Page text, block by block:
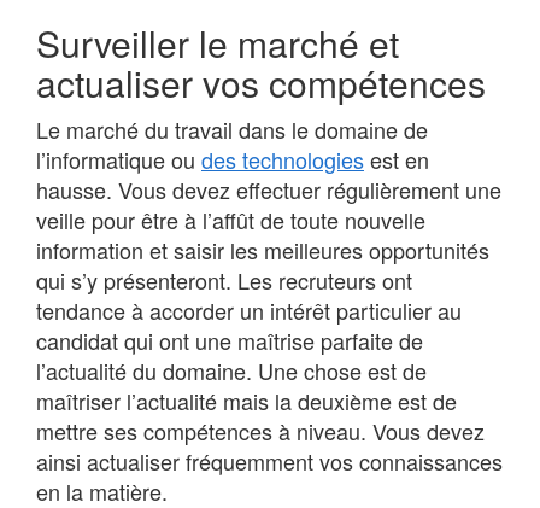
Surveiller le marché et
actualiser vos compétences
Le marché du travail dans le domaine de
l’informatique ou des technologiesest en
hausse. Vous devez effectuer régulièrement une
veille pour être à l’affût de toute nouvelle
information et saisir les meilleures opportunités
qui s’y présenteront. Les recruteurs ont
tendance à accorder un intérêt particulier au
candidat qui ont une maîtrise parfaite de
l’actualité du domaine. Une chose est de
maîtriser l’actualité mais la deuxième est de
mettre ses compétences à niveau. Vous devez
ainsi actualiser fréquemment vos connaissances
en la matière.